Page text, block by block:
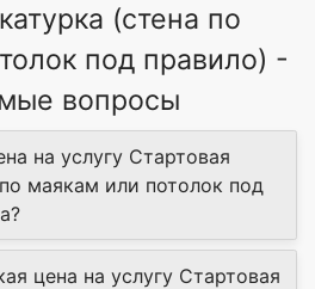
(стена по
под правило) -
вопросы
на услугу Стартовая
маякам или потолок под
цена на услугу Стартовая